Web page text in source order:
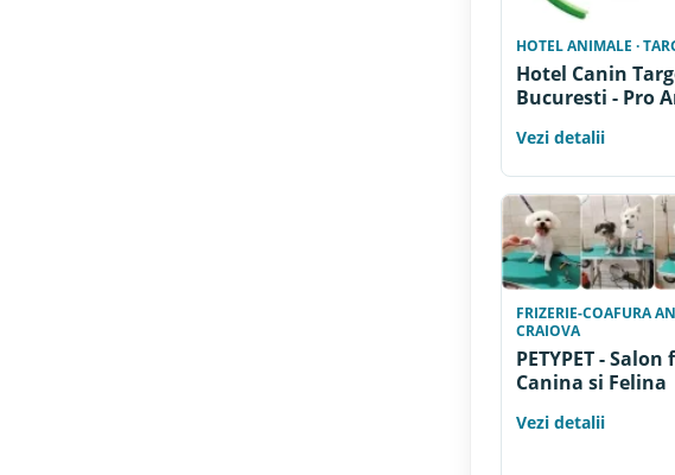
HOTEL ANIMALE ·
Hotel Canin
Bucuresti - Pro
Vezi detalii
FRIZERIE-COAFURA
CRAIOVA
PETYPET -
Canina si Felina
Vezi detalii